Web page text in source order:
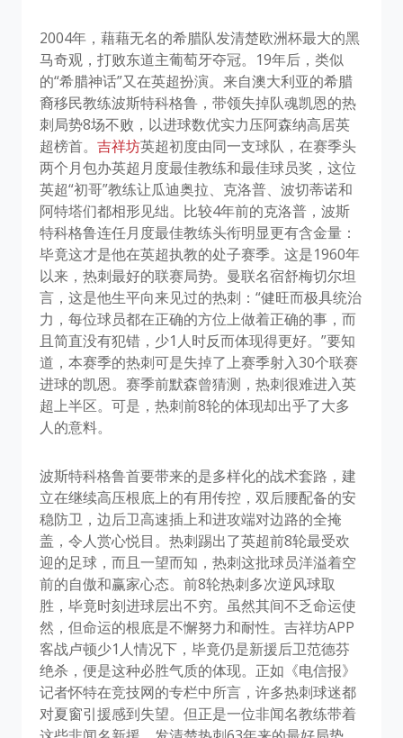
2004年，藉藉无名的希腊队发清楚欧洲杯最大的黑
马奇观，打败东道主葡萄牙夺冠。19年后，类似
的“希腊神话”又在英超扮演。来自澳大利亚的希腊
裔移民教练波斯特科格鲁，带领失掉队魂凯恩的热
刺局势8场不败，以进球数优实力压阿森纳高居英
超榜首。 吉祥坊英超初度由同一支球队，在赛季头
两个月包办英超月度最佳教练和最佳球员奖，这位
英超“初哥”教练让瓜迪奥拉、克洛普、波切蒂诺和
阿特塔们都相形见绌。比较4年前的克洛普，波斯
特科格鲁连任月度最佳教练头衔明显更有含金量：
毕竟这才是他在英超执教的处子赛季。这是1960年
以来，热刺最好的联赛局势。曼联名宿舒梅切尔坦
言，这是他生平向来见过的热刺：“健旺而极具统治
力，每位球员都在正确的方位上做着正确的事，而
且简直没有犯错，少1人时反而体现得更好。”要知
道，本赛季的热刺可是失掉了上赛季射入30个联赛
进球的凯恩。赛季前默森曾猜测，热刺很难进入英
超上半区。可是，热刺前8轮的体现却出乎了大多
人的意料。
波斯特科格鲁首要带来的是多样化的战术套路，建
立在继续高压根底上的有用传控，双后腰配备的安
稳防卫，边后卫高速插上和进攻端对边路的全掩
盖，令人赏心悦目。热刺踢出了英超前8轮最受欢
迎的足球，而且一望而知，热刺这批球员洋溢着空
前的自傲和赢家心态。前8轮热刺多次逆风球取
胜，毕竟时刻进球层出不穷。虽然其间不乏命运使
然，但命运的根底是不懈努力和耐性。吉祥坊APP
客战卢顿少1人情况下，毕竟仍是新援后卫范德芬
绝杀，便是这种必胜气质的体现。正如《电信报》
记者怀特在竞技网的专栏中所言，许多热刺球迷都
对夏窗引援感到失望。但正是一位非闻名教练带着